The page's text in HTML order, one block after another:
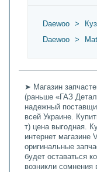
Daewoo >
Daewoo
>
➤ Магазин
(раньше «ГАЗ
надежный
всей Украине.
т) цена выгодная.
интернет магазине
оригинальные
будет оставаться
возникли сомнения